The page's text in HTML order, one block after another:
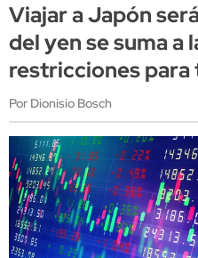
Viajar a Japón
del yen se suma a
restricciones para
Por Dionisio Bosch